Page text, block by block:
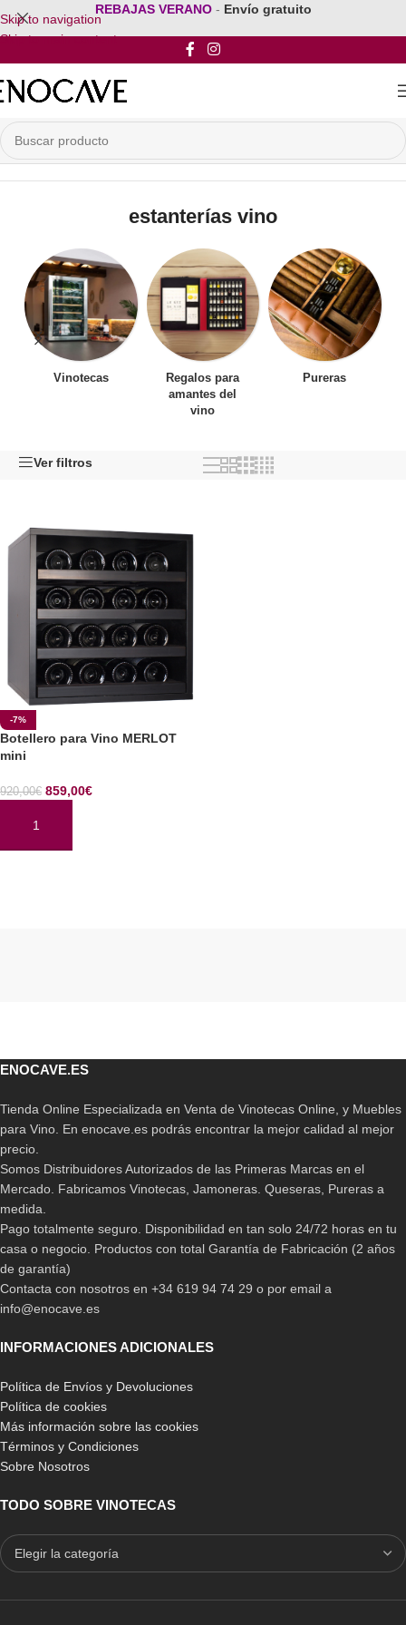
Skip to navigation
Skip to main content
REBAJAS VERANO - Envío gratuito
Inicio/Productos etiquetados “estanterías vino”
estanterías vino
Vinotecas
Regalos para
amantes del
vino
Pureras
Ver filtros
-7%
Botellero para Vino MERLOT
mini
920,00€ 859,00€
AÑADIR AL CARRITO
ENOCAVE.ES
Tienda Online Especializada en Venta de Vinotecas Online, y Muebles
para Vino. En enocave.es podrás encontrar la mejor calidad al mejor
precio.
Somos Distribuidores Autorizados de las Primeras Marcas en el
Mercado. Fabricamos Vinotecas, Jamoneras. Queseras, Pureras a
medida.
Pago totalmente seguro. Disponibilidad en tan solo 24/72 horas en tu
casa o negocio. Productos con total Garantía de Fabricación (2 años
de garantía)
Contacta con nosotros en +34 619 94 74 29 o por email a
info@enocave.es
INFORMACIONES ADICIONALES
Política de Envíos y Devoluciones
Política de cookies
Más información sobre las cookies
Términos y Condiciones
Sobre Nosotros
TODO SOBRE VINOTECAS